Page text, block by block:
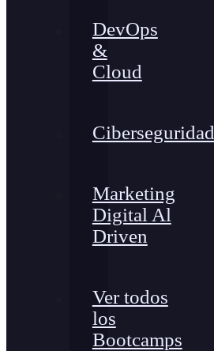
DevOps
&
Cloud
Ciberseguridad
Marketing
Digital Al
Driven
Ver todos
los
Bootcamps